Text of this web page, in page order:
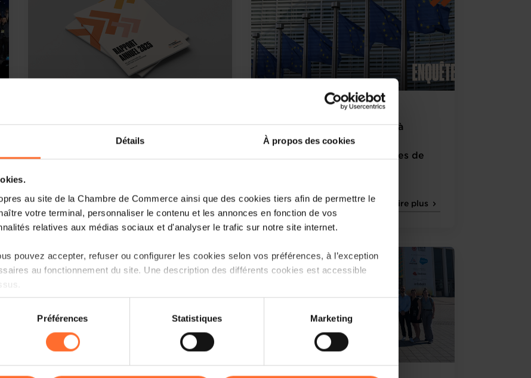
Détails À propos des cookies
au site de la Chambre de Commerce ainsi que des cookies tiers afin de permettre le
votre terminal, personnaliser le contenu et les annonces en fonction de vos
relatives aux médias sociaux et d'analyser le trafic sur notre site internet.
pouvez accepter, refuser ou configurer les cookies selon vos préférences, à l’exception
au fonctionnement du site. Une description des différents cookies est accessible
sur le site et certaines fonctionnalités (ex : lecture de vidéos, partage sur les réseaux
de lecture vidéo, personnalisation de l’affichage du site) peuvent être affectées en
ou des cookies non nécessaires.
Préférences Statistiques Marketing
Publication du Rapport Annuel
2025 de la Chambre de Commerce
Lire plus
Marché unique : Participez à
l'enquête de la commission
européenne sur les pratiques de
Lire plus